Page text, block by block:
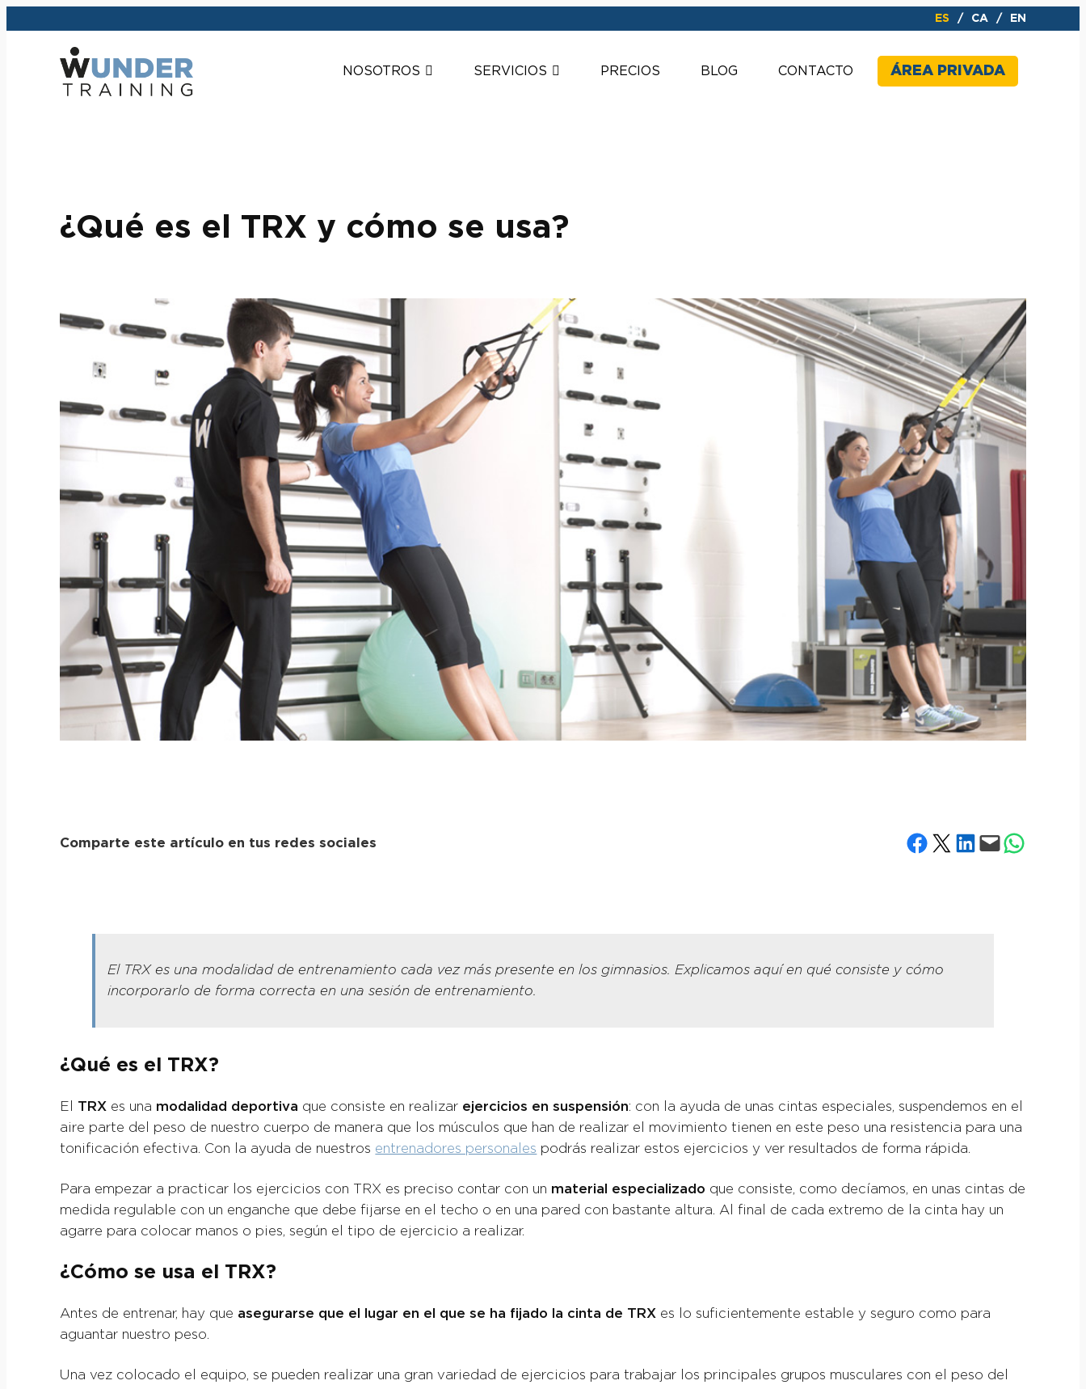
contenido
ES CA EN
NOSOTROS SERVICIOS PRECIOS BLOG CONTACTO ÁREA PRIVADA
¿Qué es el TRX y cómo se usa?
Comparte este artículo en tus redes sociales Compartir en Facebook
Compartir en X Compartir en LinkedIn
Envía esta página por correo electrónico
Compartir en
El TRX es una modalidad de entrenamiento cada vez más presente en los gimnasios. Explicamos aquí en qué consiste y cómo
incorporarlo de forma correcta en una sesión de entrenamiento.
¿Qué es el TRX?
El TRX es una modalidad deportiva que consiste en realizar ejercicios en suspensión: con la ayuda de unas cintas especiales, suspendemos en el
aire parte del peso de nuestro cuerpo de manera que los músculos que han de realizar el movimiento tienen en este peso una resistencia para una
tonificación efectiva. Con la ayuda de nuestros entrenadores personales podrás realizar estos ejercicios y ver resultados de forma rápida.
Para empezar a practicar los ejercicios con TRX es preciso contar con un material especializado que consiste, como decíamos, en unas cintas de
medida regulable con un enganche que debe fijarse en el techo o en una pared con bastante altura. Al final de cada extremo de la cinta hay un
agarre para colocar manos o pies, según el tipo de ejercicio a realizar.
¿Cómo se usa el TRX?
Antes de entrenar, hay que asegurarse que el lugar en el que se ha fijado la cinta de TRX es lo suficientemente estable y seguro como para
aguantar nuestro peso.
Una vez colocado el equipo, se pueden realizar una gran variedad de ejercicios para trabajar los principales grupos musculares con el peso del